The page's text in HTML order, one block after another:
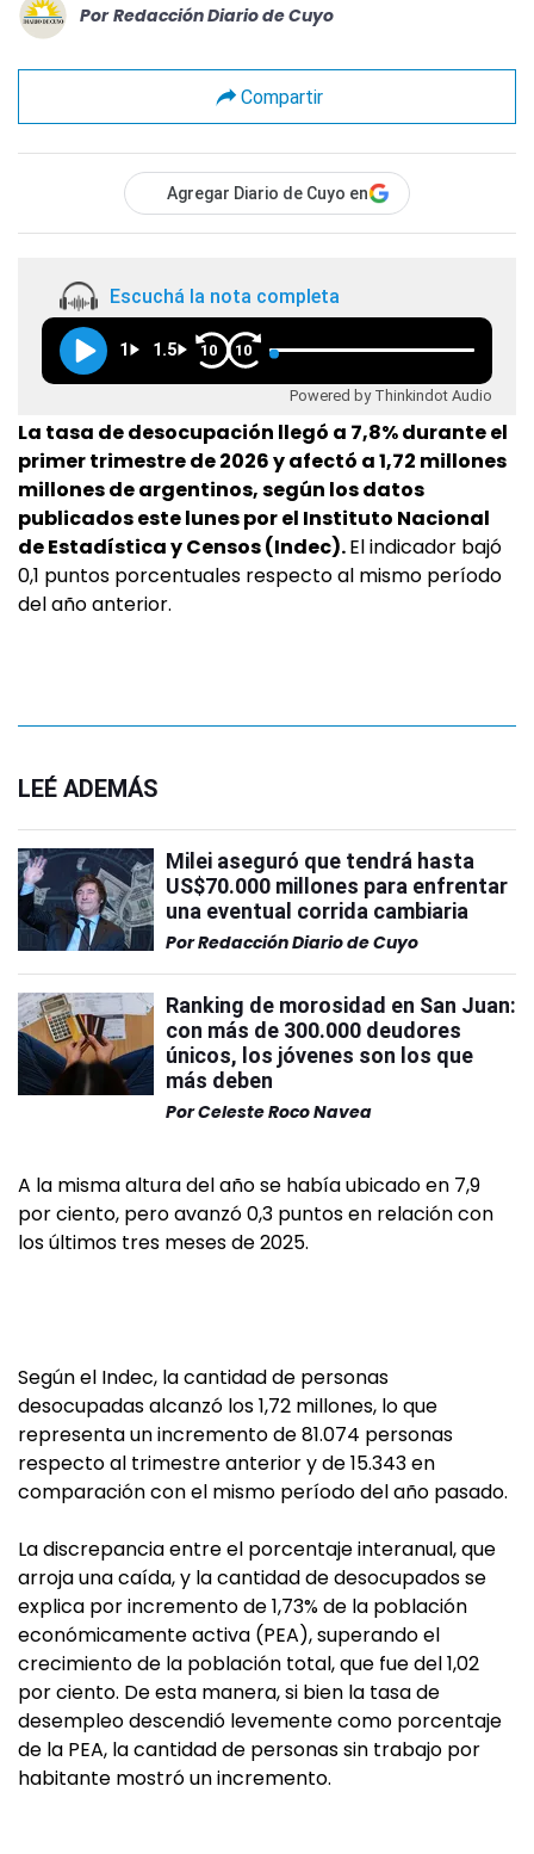
Por Redacción Diario de Cuyo
Compartir
Agregar Diario de Cuyo en
Escuchá la nota completa
1 1.5 10 10
Powered by Thinkindot Audio
La tasa de desocupación llegó a 7,8% durante el
primer trimestre de 2026 y afectó a 1,72 millones
millones de argentinos, según los datos
publicados este lunes por el Instituto Nacional
de Estadística y Censos (Indec).El indicador bajó
0,1 puntos porcentuales respecto al mismo período
del año anterior.
LEÉ ADEMÁS
Milei aseguró que tendrá hasta
US$70.000 millones para enfrentar
una eventual corrida cambiaria
PorRedacción Diario de Cuyo
Ranking de morosidad en San Juan:
con más de 300.000 deudores
únicos, los jóvenes son los que
más deben
PorCeleste Roco Navea
A la misma altura del año se había ubicado en 7,9
por ciento, pero avanzó 0,3 puntos en relación con
los últimos tres meses de 2025.
Según el Indec, la cantidad de personas
desocupadas alcanzó los 1,72 millones, lo que
representa un incremento de 81.074 personas
respecto al trimestre anterior y de 15.343 en
comparación con el mismo período del año pasado.
La discrepancia entre el porcentaje interanual, que
arroja una caída, y la cantidad de desocupados se
explica por incremento de 1,73% de la población
económicamente activa (PEA), superando el
crecimiento de la población total, que fue del 1,02
por ciento. De esta manera, si bien la tasa de
desempleo descendió levemente como porcentaje
de la PEA, la cantidad de personas sin trabajo por
habitante mostró un incremento.